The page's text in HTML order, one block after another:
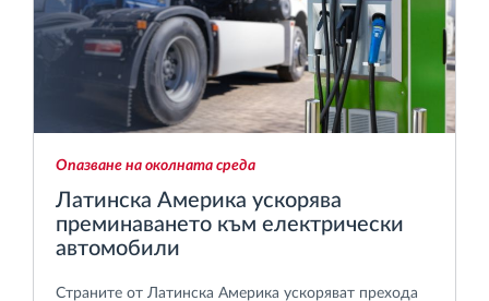
Опазване на околната среда
Латинска Америка ускорява
преминаването към електрически
автомобили
Страните от Латинска Америка ускоряват прехода